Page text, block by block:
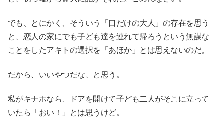
でも、とにかく、そういう「口だけの大人」の存在を思う
と、恋人の家にでも子ども達を連れて帰ろうという無謀な
ことをしたアキトの選択を「あほか」とは思えないのだ。
だから、いいやつだな、と思う。
私がキナホなら、ドアを開けて子ども二人がそこに立って
いたら「おい！」とは思うけど。